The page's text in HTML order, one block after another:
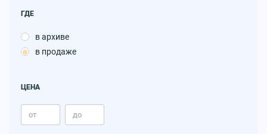
ГДЕ
в архиве
в продаже
ЦЕНА